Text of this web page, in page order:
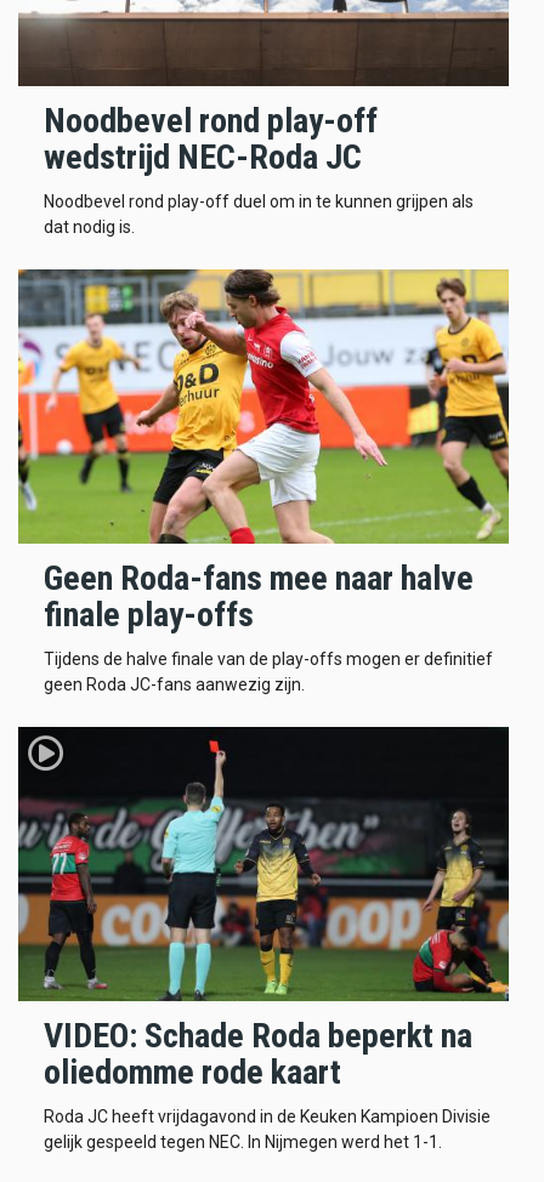
Noodbevel rond play-off
wedstrijd NEC-Roda JC
Noodbevel rond play-off duel om in te kunnen grijpen als
dat nodig is.
Geen Roda-fans mee naar halve
finale play-offs
Tijdens de halve finale van de play-offs mogen er definitief
geen Roda JC-fans aanwezig zijn.
VIDEO: Schade Roda beperkt na
oliedomme rode kaart
Roda JC heeft vrijdagavond in de Keuken Kampioen Divisie
gelijk gespeeld tegen NEC. In Nijmegen werd het 1-1.